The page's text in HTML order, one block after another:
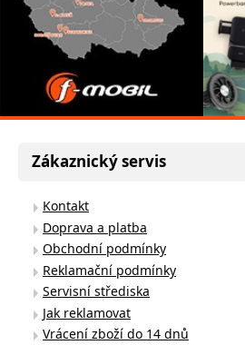
Zákaznický servis
Kontakt
Doprava a platba
Obchodní podmínky
Reklamační podmínky
Servisní střediska
Jak reklamovat
Vrácení zboží do 14 dnů